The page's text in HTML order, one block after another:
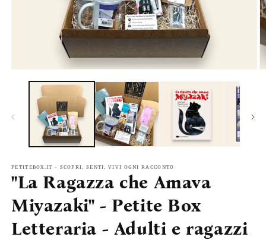
contenuti
multimediali
finestra
PETITEBOX.IT - SCOPRI, SENTI, VIVI OGNI RACCONTO
"La Ragazza che Amava
Miyazaki" - Petite Box
Letteraria - Adulti e ragazzi